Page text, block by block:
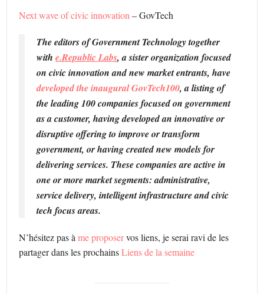
Next wave of civic innovation – GovTech
The editors of Government Technology together
withe.Republic Labs, a sister organization focused
on civic innovation and new market entrants, have
developed the inaugural GovTech100, a listing of
the leading 100 companies focused on government
as a customer, having developed an innovative or
disruptive offering to improve or transform
government, or having created new models for
delivering services. These companies are active in
one or more market segments: administrative,
service delivery, intelligent infrastructure and civic
tech focus areas.
N’hésitez pas àme proposervos liens, je serai ravi de les
partager dans les prochainsLiens de la semaine